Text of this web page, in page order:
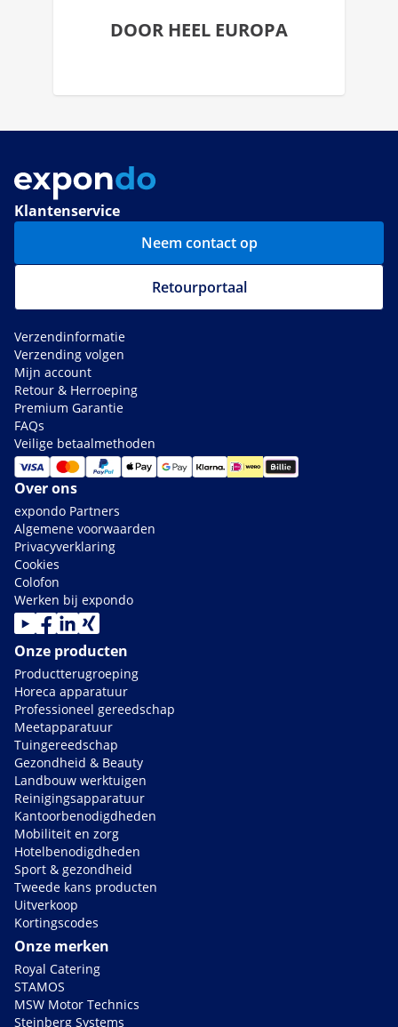
DOOR HEEL EUROPA
Klantenservice
Neem contact op
Retourportaal
Verzendinformatie
Verzending volgen
Mijn account
Retour & Herroeping
Premium Garantie
FAQs
Veilige betaalmethoden
Over ons
expondo Partners
Algemene voorwaarden
Privacyverklaring
Cookies
Colofon
Werken bij expondo
Onze producten
Productterugroeping
Horeca apparatuur
Professioneel gereedschap
Meetapparatuur
Tuingereedschap
Gezondheid & Beauty
Landbouw werktuigen
Reinigingsapparatuur
Kantoorbenodigdheden
Mobiliteit en zorg
Hotelbenodigdheden
Sport & gezondheid
Tweede kans producten
Uitverkoop
Kortingscodes
Onze merken
Royal Catering
STAMOS
MSW Motor Technics
Steinberg Systems